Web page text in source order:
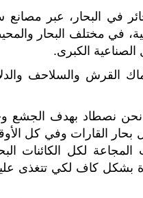
في البحار، عبر
في مختلف البحار
الصناعية الكبرى.
والسلاحف
نصطاد بهدف الجشع
القارات وفي كل
المجاعة لكل الكائنات
بشكل كاف لكي تتغذى